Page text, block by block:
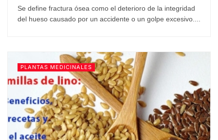
Se define fractura ósea como el deterioro de la integridad
del hueso causado por un accidente o un golpe excesivo....
PLANTAS MEDICINALES